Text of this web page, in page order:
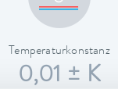
Temperaturkonstanz
0,01 ± K